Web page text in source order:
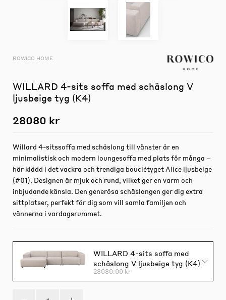
ROWICO HOME
WILLARD 4-sits soffa med schäslong V
ljusbeige tyg (K4)
28080 kr
Willard 4-sitssoffa med schäslong till vänster är en
minimalistisk och modern loungesoffa med plats för många –
här klädd i det vackra och trendiga bouclétyget Alice ljusbeige
(#01). Designen är mjuk och rund, vilket ger en varm och
inbjudande känsla. Den generösa schäslongen ger dig extra
sittplatser, perfekt för dig som vill samla familjen och
vännerna i vardagsrummet.
WILLARD 4-sits soffa med
schäslong V ljusbeige tyg (K4)
28080.00 kr